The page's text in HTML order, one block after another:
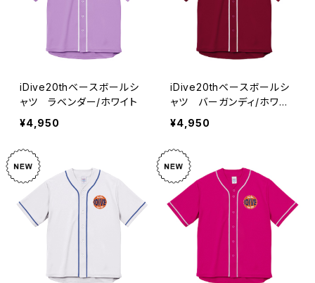
iDive20thベースボールシ
ャツ ラベンダー/ホワイト
¥4,950
iDive20thベースボールシ
ャツ バーガンディ/ホワイ
ト
¥4,950